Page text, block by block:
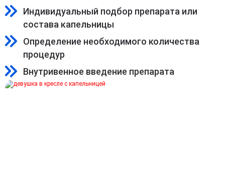
Индивидуальный подбор препарата или
состава капельницы
Определение необходимого количества
процедур
Внутривенное введение препарата